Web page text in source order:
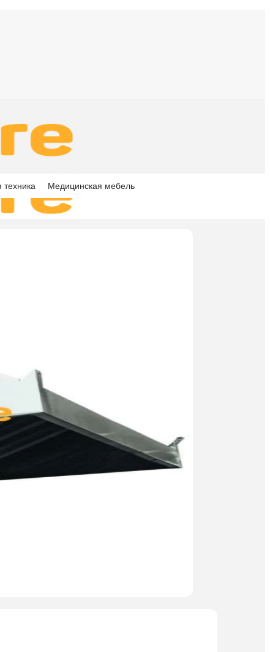
техника Медицинская мебель